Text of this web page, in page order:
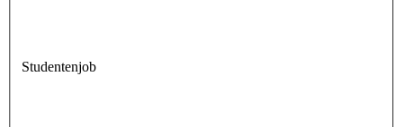
Studentenjob